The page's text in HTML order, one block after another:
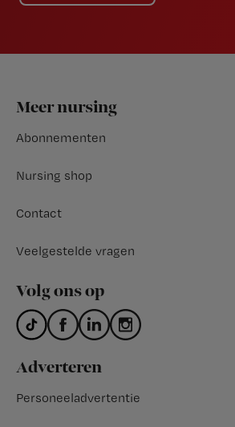
Footer
Meer nursing
Abonnementen
Nursing shop
Contact
Veelgestelde vragen
Volg ons op
Adverteren
Personeeladvertentie